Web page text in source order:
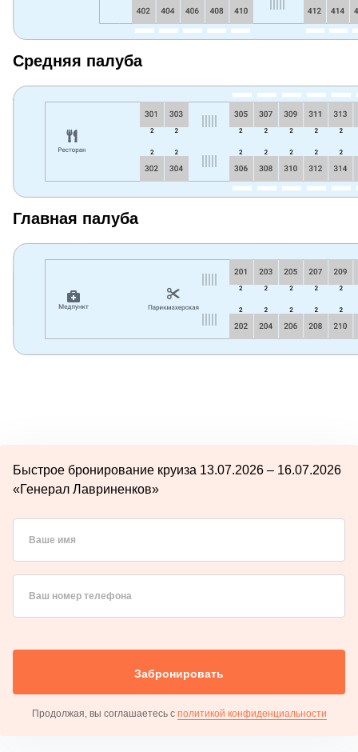
Средняя палуба
Главная палуба
Быстрое бронирование круиза 13.07.2026 – 16.07.2026
«Генерал Лавриненков»
Ваше имя
Ваш номер телефона
Забронировать
Продолжая, вы соглашаетесь с политикой конфиденциальности